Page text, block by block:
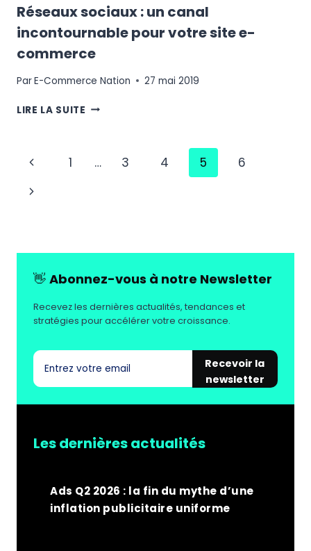
Réseaux sociaux : un canal
incontournable pour votre site e-
commerce
ParE-Commerce Nation 27 mai 2019
LIRE LA SUITE RÉSEAUX
CANAL
COMMERCE
Navigation
de
Page
précédente
1 … 3 4 5
6
Page
👋 Abonnez-vous à notre Newsletter
Recevez les dernières actualités, tendances et
stratégies pour accélérer votre croissance.
Recevoir la
newsletter
Les dernières actualités
Ads Q2 2026 : la fin du mythe d’une
inflation publicitaire uniforme